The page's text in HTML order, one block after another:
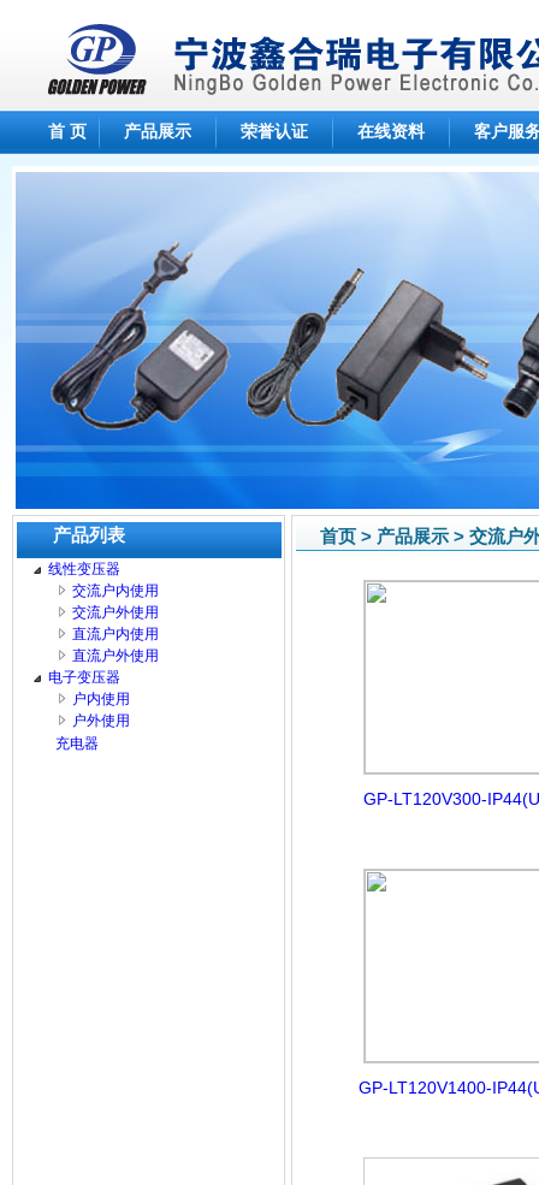
首 页 产品展示 荣誉认证 在线资料 客户服
产品列表
线性变压器
交流户内使用
交流户外使用
直流户内使用
直流户外使用
电子变压器
户内使用
户外使用
充电器
首页 > 产品展示 > 交流户
GP-LT120V300-
GP-LT120V1400-